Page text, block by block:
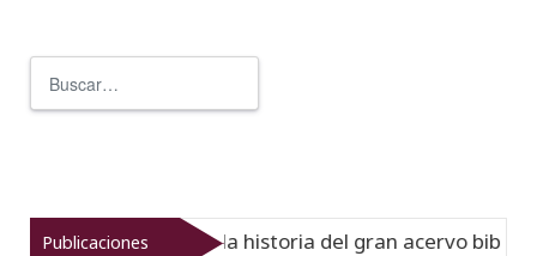
Publicaciones
Virreinato muestra la historia del gran acervo